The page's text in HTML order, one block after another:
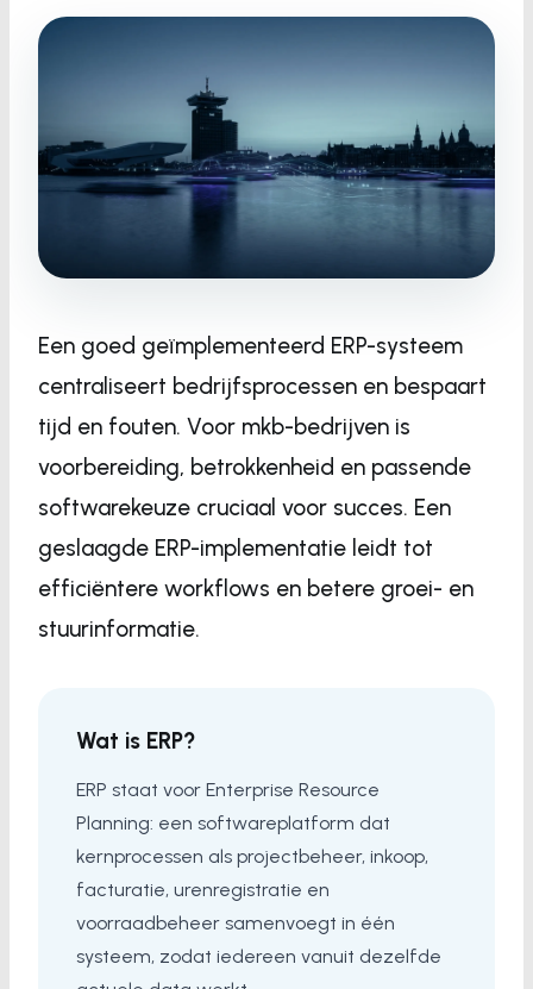
Een goed geïmplementeerd ERP-systeem
centraliseert bedrijfsprocessen en bespaart
tijd en fouten. Voor mkb-bedrijven is
voorbereiding, betrokkenheid en passende
softwarekeuze cruciaal voor succes. Een
geslaagde ERP-implementatie leidt tot
efficiëntere workflows en betere groei- en
stuurinformatie.
Wat is ERP?
ERP staat voor Enterprise Resource
Planning: een softwareplatform dat
kernprocessen als projectbeheer, inkoop,
facturatie, urenregistratie en
voorraadbeheer samenvoegt in één
systeem, zodat iedereen vanuit dezelfde